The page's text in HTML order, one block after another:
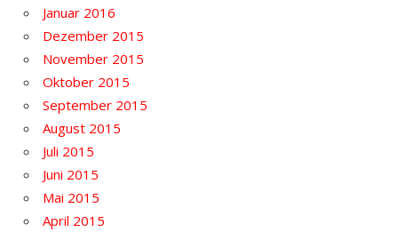
Januar 2016
Dezember 2015
November 2015
Oktober 2015
September 2015
August 2015
Juli 2015
Juni 2015
Mai 2015
April 2015